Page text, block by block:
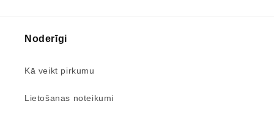
Noderīgi
Kā veikt pirkumu
Lietošanas noteikumi